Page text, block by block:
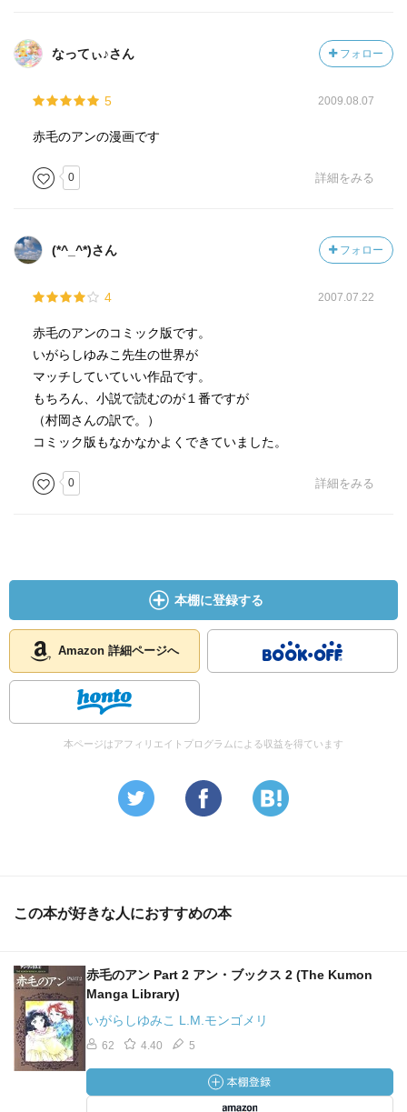
なってぃ♪さん フォロー
5 2009.08.07
赤毛のアンの漫画です
0 詳細をみる
(*^_^*)さん フォロー
4 2007.07.22
赤毛のアンのコミック版です。
いがらしゆみこ先生の世界が
マッチしていていい作品です。
もちろん、小説で読むのが１番ですが
（村岡さんの訳で。）
コミック版もなかなかよくできていました。
0 詳細をみる
本棚に登録する
Amazon 詳細ページへ
本ページはアフィリエイトプログラムによる収益を得ています
この本が好きな人におすすめの本
赤毛のアン Part 2 アン・ブックス 2 (The Kumon
Manga Library)
いがらしゆみこ L.M.モンゴメリ
62 4.40 5